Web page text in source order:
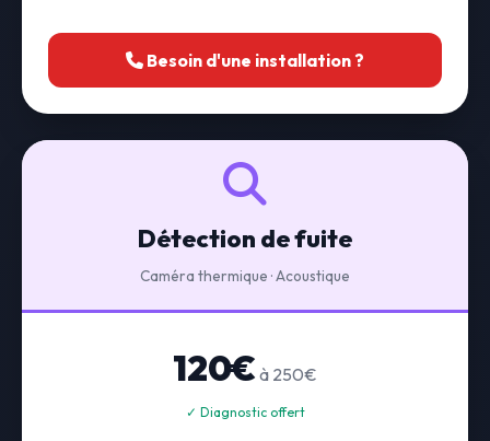
Besoin d'une installation ?
Détection de fuite
Caméra thermique · Acoustique
120€ à 250€
✓ Diagnostic offert